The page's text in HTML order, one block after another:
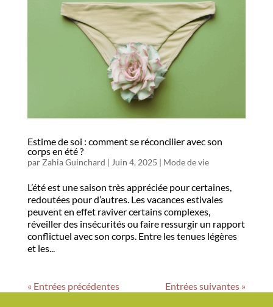
Estime de soi : comment se réconcilier avec son
corps en été ?
par Zahia Guinchard | Juin 4, 2025 | Mode de vie
L’été est une saison très appréciée pour certaines,
redoutées pour d’autres. Les vacances estivales
peuvent en effet raviver certains complexes,
réveiller des insécurités ou faire ressurgir un rapport
conflictuel avec son corps. Entre les tenues légères
et les...
« Entrées précédentes Entrées suivantes »